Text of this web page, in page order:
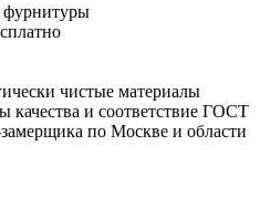
фурнитуры
чистые материалы
качества и соответствие ГОСТ
по Москве и области